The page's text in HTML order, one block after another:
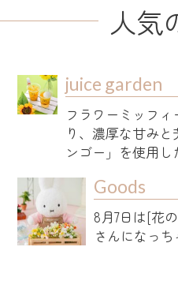
人気
juice garden
フラワーミッフ
り、濃厚な甘み
ンゴー」を使用
Goods
8月7日は[花
さんになっち